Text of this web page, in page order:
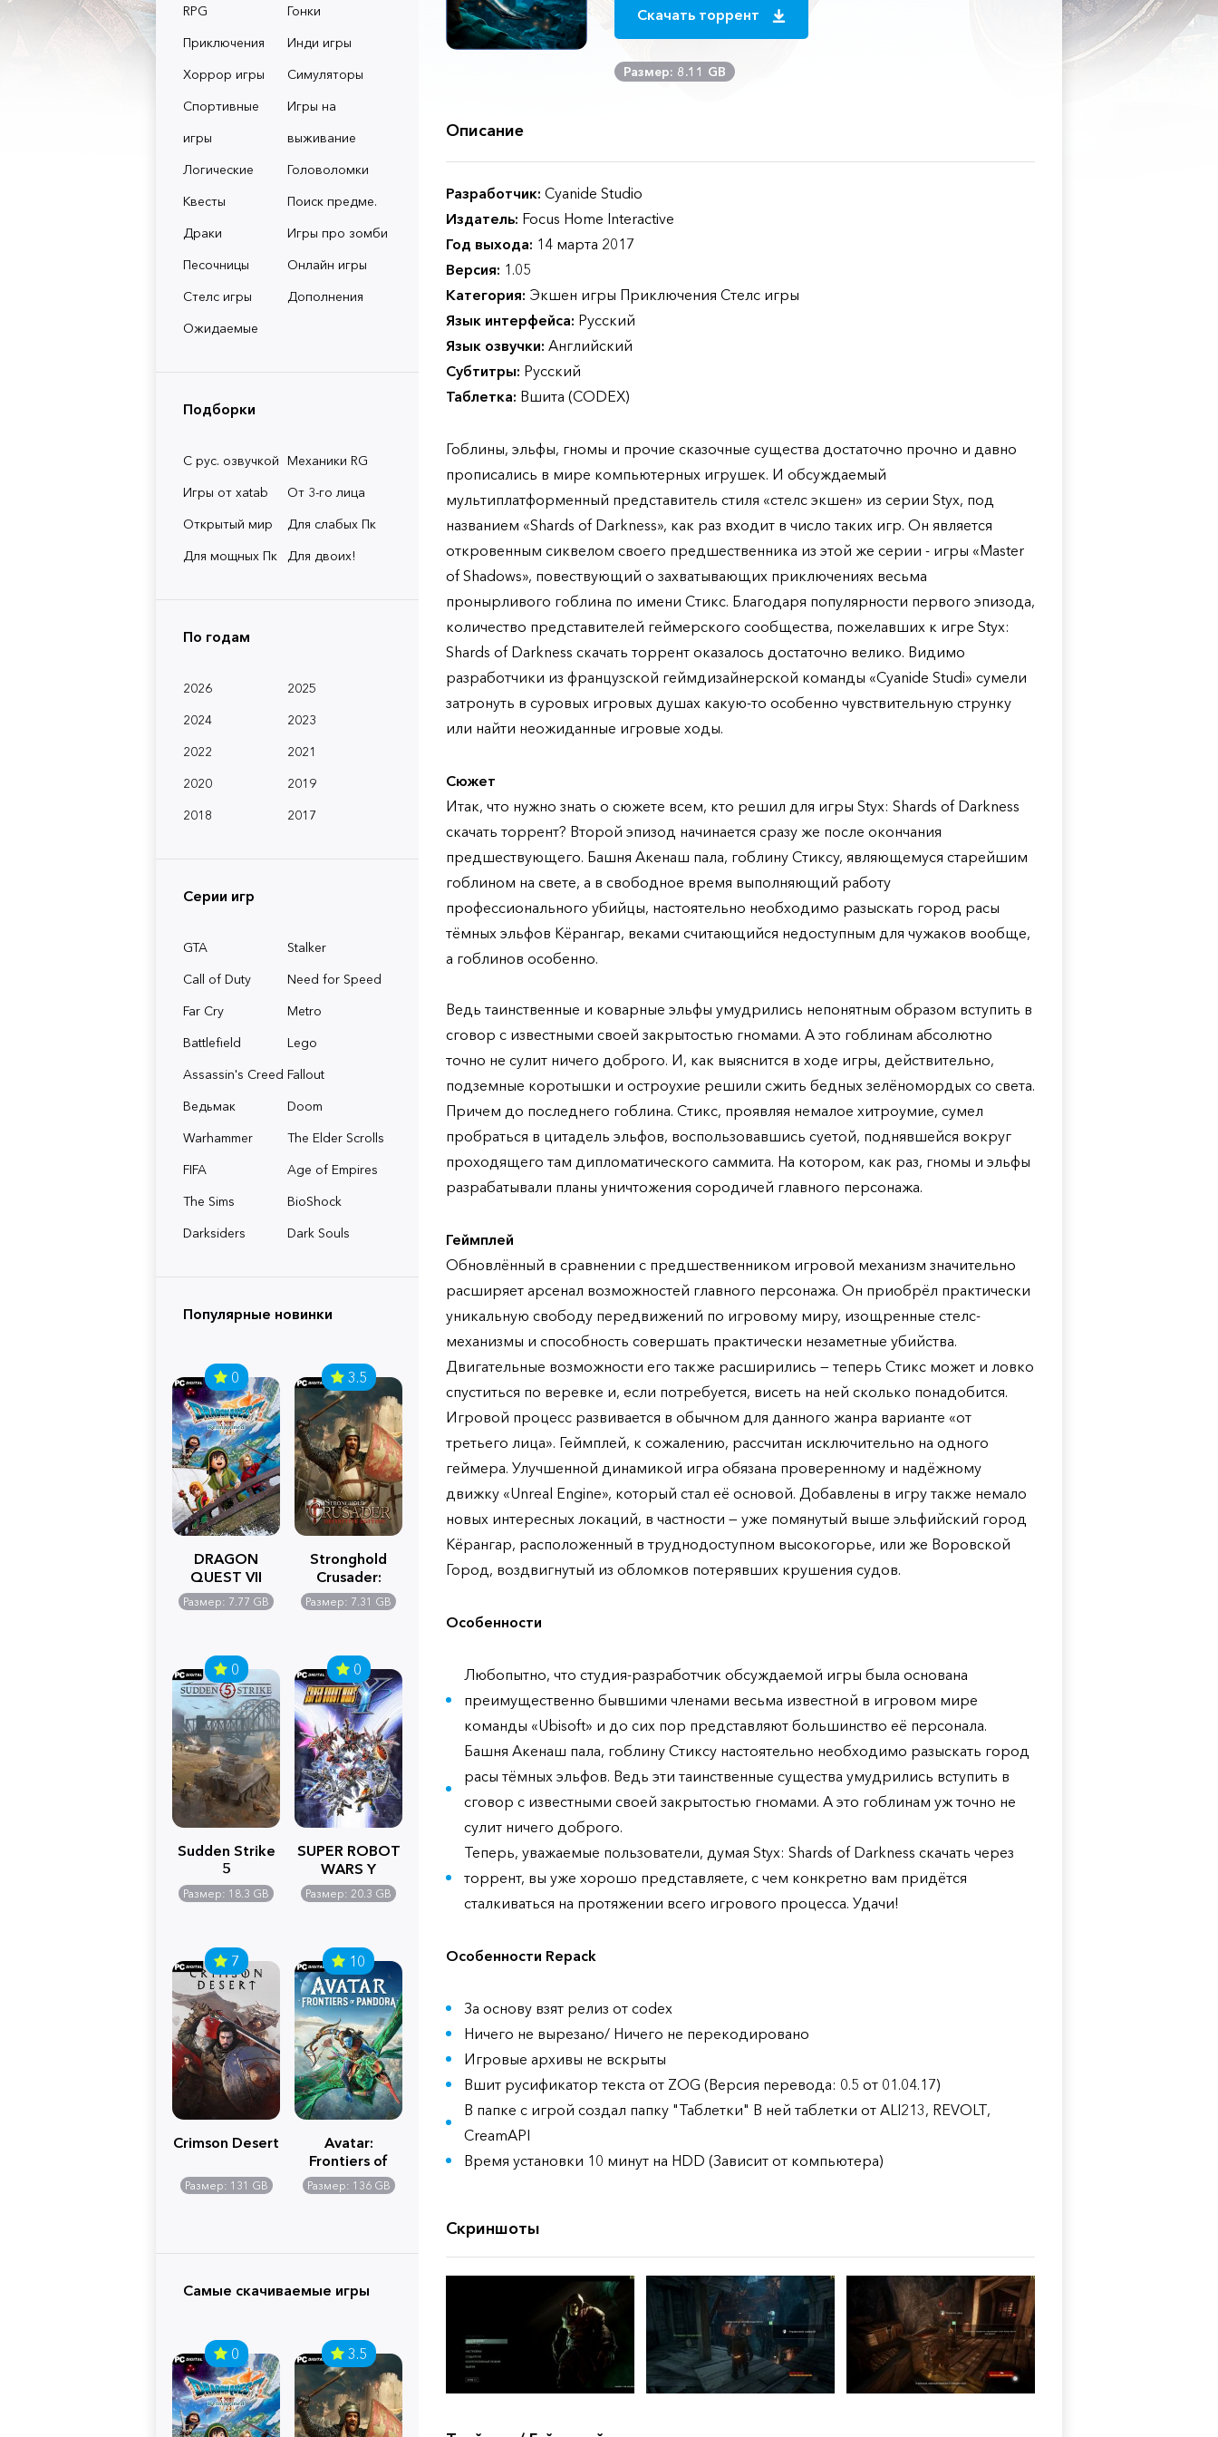
RPG
Гонки
Приключения
Инди игры
Хоррор игры
Симуляторы
Спортивные
игры
Игры на
выживание
Логические
Головоломки
Квесты
Поиск предме.
Драки
Игры про зомби
Песочницы
Онлайн игры
Стелс игры
Дополнения
Ожидаемые
Подборки
С рус. озвучкой Механики RG
Игры от xatab
От 3-го лица
Открытый мир
Для слабых Пк
Для мощных Пк
Для двоих!
По годам
2026
2025
2024
2023
2022
2021
2020
2019
2018
2017
Серии игр
GTA
Stalker
Call of Duty
Need for Speed
Far Cry
Metro
Battlefield
Lego
Assassin's Creed Fallout
Ведьмак
Doom
Warhammer
The Elder Scrolls
FIFA
Age of Empires
The Sims
BioShock
Darksiders
Dark Souls
Популярные новинки
0
DRAGON
QUEST VII
Reimagined
Размер: 7.77 GB
3.5
Stronghold
Crusader:
Definitive
Edition
Размер: 7.31 GB
0
Sudden Strike
5
Размер: 18.3 GB
0
SUPER ROBOT
WARS Y
Размер: 20.3 GB
7
Crimson Desert
Размер: 131 GB
10
Avatar:
Frontiers of
Pandora
Размер: 136 GB
Самые скачиваемые игры
0 3.5
Скачать торрент
Размер: 8.11 GB
Описание
Разработчик: Cyanide Studio
Издатель: Focus Home Interactive
Год выхода: 14 марта 2017
Версия: 1.05
Категория: Экшен игры Приключения Стелс игры
Язык интерфейса: Русский
Язык озвучки: Английский
Субтитры: Русский
Таблетка: Вшита (CODEX)
Гоблины, эльфы, гномы и прочие сказочные существа достаточно прочно и давно
прописались в мире компьютерных игрушек. И обсуждаемый
мультиплатформенный представитель стиля «стелс экшен» из серии Styx, под
названием «Shards of Darkness», как раз входит в число таких игр. Он является
откровенным сиквелом своего предшественника из этой же серии - игры «Master
of Shadows», повествующий о захватывающих приключениях весьма
пронырливого гоблина по имени Стикс. Благодаря популярности первого эпизода,
количество представителей геймерского сообщества, пожелавших к игре Styx:
Shards of Darkness скачать торрент оказалось достаточно велико. Видимо
разработчики из французской геймдизайнерской команды «Cyanide Studi» сумели
затронуть в суровых игровых душах какую-то особенно чувствительную струнку
или найти неожиданные игровые ходы.
Сюжет
Итак, что нужно знать о сюжете всем, кто решил для игры Styx: Shards of Darkness
скачать торрент? Второй эпизод начинается сразу же после окончания
предшествующего. Башня Акенаш пала, гоблину Стиксу, являющемуся старейшим
гоблином на свете, а в свободное время выполняющий работу
профессионального убийцы, настоятельно необходимо разыскать город расы
тёмных эльфов Кёрангар, веками считающийся недоступным для чужаков вообще,
а гоблинов особенно.
Ведь таинственные и коварные эльфы умудрились непонятным образом вступить в
сговор с известными своей закрытостью гномами. А это гоблинам абсолютно
точно не сулит ничего доброго. И, как выяснится в ходе игры, действительно,
подземные коротышки и остроухие решили сжить бедных зелёномордых со света.
Причем до последнего гоблина. Стикс, проявляя немалое хитроумие, сумел
пробраться в цитадель эльфов, воспользовавшись суетой, поднявшейся вокруг
проходящего там дипломатического саммита. На котором, как раз, гномы и эльфы
разрабатывали планы уничтожения сородичей главного персонажа.
Геймплей
Обновлённый в сравнении с предшественником игровой механизм значительно
расширяет арсенал возможностей главного персонажа. Он приобрёл практически
уникальную свободу передвижений по игровому миру, изощренные стелс-
механизмы и способность совершать практически незаметные убийства.
Двигательные возможности его также расширились — теперь Стикс может и ловко
спуститься по веревке и, если потребуется, висеть на ней сколько понадобится.
Игровой процесс развивается в обычном для данного жанра варианте «от
третьего лица». Геймплей, к сожалению, рассчитан исключительно на одного
геймера. Улучшенной динамикой игра обязана проверенному и надёжному
движку «Unreal Engine», который стал её основой. Добавлены в игру также немало
новых интересных локаций, в частности — уже помянутый выше эльфийский город
Кёрангар, расположенный в труднодоступном высокогорье, или же Воровской
Город, воздвигнутый из обломков потерявших крушения судов.
Особенности
Любопытно, что студия-разработчик обсуждаемой игры была основана
преимущественно бывшими членами весьма известной в игровом мире
команды «Ubisoft» и до сих пор представляют большинство её персонала.
Башня Акенаш пала, гоблину Стиксу настоятельно необходимо разыскать город
расы тёмных эльфов. Ведь эти таинственные существа умудрились вступить в
сговор с известными своей закрытостью гномами. А это гоблинам уж точно не
сулит ничего доброго.
Теперь, уважаемые пользователи, думая Styx: Shards of Darkness скачать через
торрент, вы уже хорошо представляете, с чем конкретно вам придётся
сталкиваться на протяжении всего игрового процесса. Удачи!
Особенности Repack
За основу взят релиз от codex
Ничего не вырезано/ Ничего не перекодировано
Игровые архивы не вскрыты
Вшит русификатор текста от ZOG (Версия перевода: 0.5 от 01.04.17)
В папке с игрой создал папку "Таблетки" В ней таблетки от ALI213, REVOLT,
CreamAPI
Время установки 10 минут на HDD (Зависит от компьютера)
Скриншоты